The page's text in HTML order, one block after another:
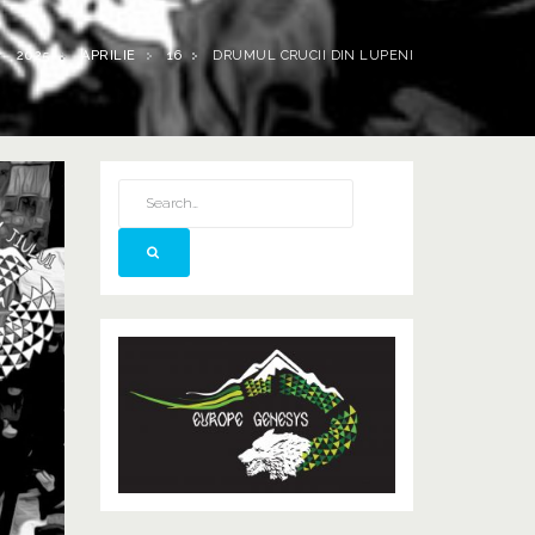
2025 APRILIE 16 DRUMUL CRUCII DIN LUPENI